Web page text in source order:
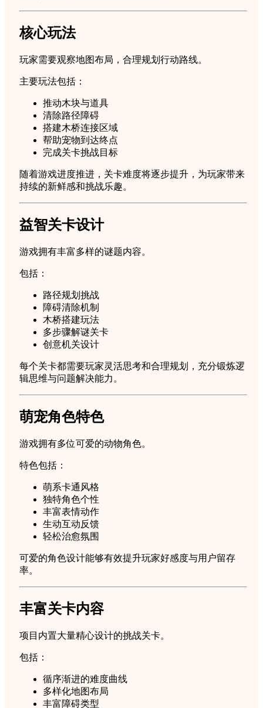
核心玩法
玩家需要观察地图布局，合理规划行动路线。
主要玩法包括：
推动木块与道具
清除路径障碍
搭建木桥连接区域
帮助宠物到达终点
完成关卡挑战目标
随着游戏进度推进，关卡难度将逐步提升，为玩家带来
持续的新鲜感和挑战乐趣。
益智关卡设计
游戏拥有丰富多样的谜题内容。
包括：
路径规划挑战
障碍清除机制
木桥搭建玩法
多步骤解谜关卡
创意机关设计
每个关卡都需要玩家灵活思考和合理规划，充分锻炼逻
辑思维与问题解决能力。
萌宠角色特色
游戏拥有多位可爱的动物角色。
特色包括：
萌系卡通风格
独特角色个性
丰富表情动作
生动互动反馈
轻松治愈氛围
可爱的角色设计能够有效提升玩家好感度与用户留存
率。
丰富关卡内容
项目内置大量精心设计的挑战关卡。
包括：
循序渐进的难度曲线
多样化地图布局
丰富障碍类型